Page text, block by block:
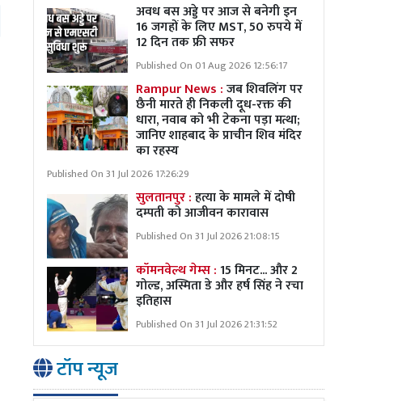
अवध बस अड्डे पर आज से बनेगी इन
16 जगहों के लिए MST, 50 रुपये में
12 दिन तक फ्री सफर
Published On 01 Aug 2026 12:56:17
Rampur News :जब शिवलिंग पर
छैनी मारते ही निकली दूध-रक्त की
धारा, नवाब को भी टेकना पड़ा मत्था;
जानिए शाहबाद के प्राचीन शिव मंदिर
का रहस्य
Published On 31 Jul 2026 17:26:29
सुलतानपुर :हत्या के मामले में दोषी
दम्पती को आजीवन कारावास
Published On 31 Jul 2026 21:08:15
कॉमनवेल्थ गेम्स :15 मिनट... और 2
गोल्ड, अस्मिता डे और हर्ष सिंह ने रचा
इतिहास
Published On 31 Jul 2026 21:31:52
टॉप न्यूज